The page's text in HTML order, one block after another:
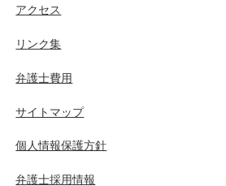
アクセス
リンク集
弁護士費用
サイトマップ
個人情報保護方針
弁護士採用情報